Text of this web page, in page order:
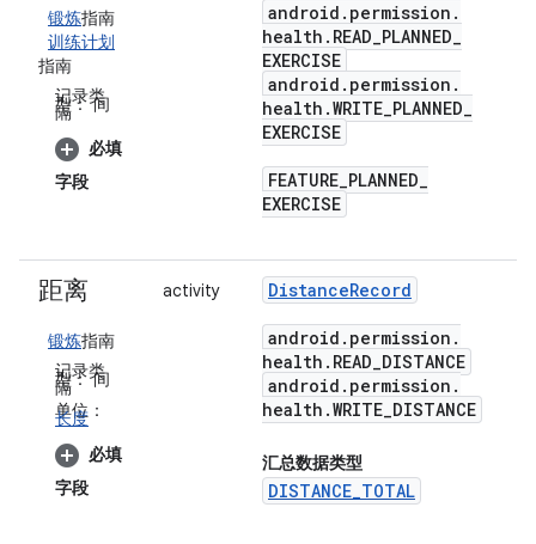
锻炼指南
训练计划
指南
记录类
型：间
隔
必填
字段
android . permission .
health . READ_PLANNED_
EXERCISE
android . permission .
health .WRITE_PLANNED_
EXERCISE
FEATURE_PLANNED_
EXERCISE
距离
锻炼指南
记录类
型：间
隔
单位：
长度
必填
字段
activity DistanceRecord
android . permission .
health . READ_DISTANCE
android . permission .
health .WRITE_DISTANCE
汇总数据类型
DISTANCE_TOTAL